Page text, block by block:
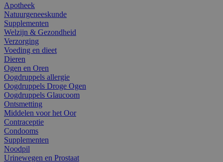
Apotheek
Natuurgeneeskunde
Supplementen
Welzijn & Gezondheid
Verzorging
Voeding en dieet
Dieren
Ogen en Oren
Oogdruppels allergie
Oogdruppels Droge Ogen
Oogdruppels Glaucoom
Ontsmetting
Middelen voor het Oor
Contraceptie
Condooms
Supplementen
Noodpil
Urinewegen en Prostaat